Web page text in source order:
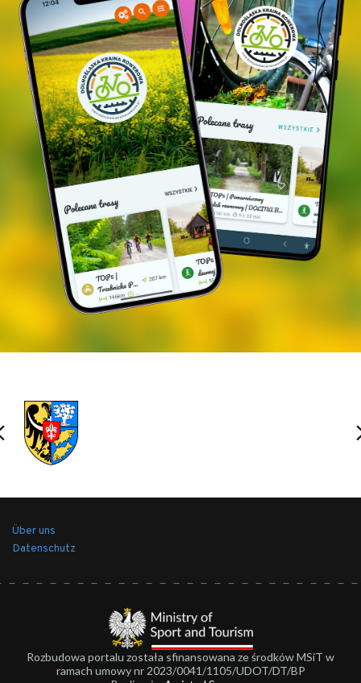
Über uns
Datenschutz
Rozbudowa portalu została sfinansowana ze środków MSiT w
ramach umowy nr 2023/0041/1105/UDOT/DT/BP